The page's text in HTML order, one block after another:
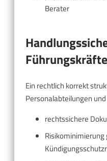
Berater
Führungskräfte
Ein rechtlich korrekt
Personalabteilungen
rechtssichere